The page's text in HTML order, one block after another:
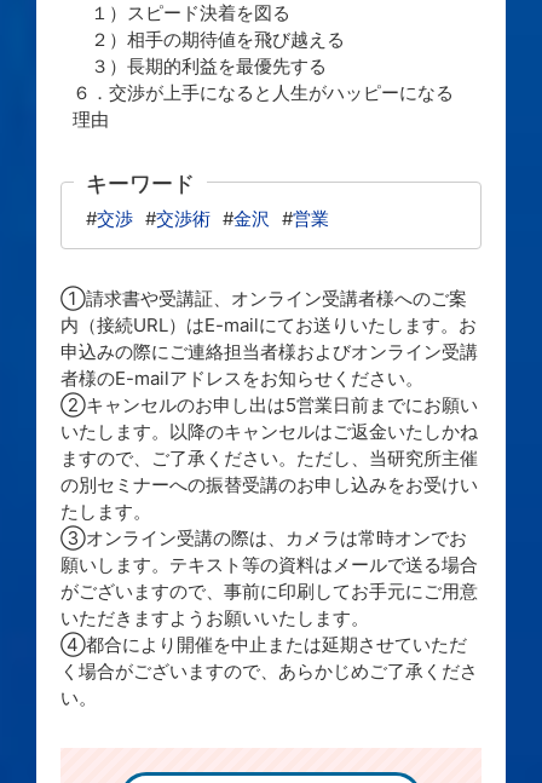
１）スピード決着を図る
２）相手の期待値を飛び越える
３）長期的利益を最優先する
６．交渉が上手になると人生がハッピーになる
理由
キーワード
#交渉 #交渉術 #金沢 #営業
①請求書や受講証、オンライン受講者様へのご案
内（接続URL）はE-mailにてお送りいたします。お
申込みの際にご連絡担当者様およびオンライン受講
者様のE-mailアドレスをお知らせください。
②キャンセルのお申し出は5営業日前までにお願い
いたします。以降のキャンセルはご返金いたしかね
ますので、ご了承ください。ただし、当研究所主催
の別セミナーへの振替受講のお申し込みをお受けい
たします。
③オンライン受講の際は、カメラは常時オンでお
願いします。テキスト等の資料はメールで送る場合
がございますので、事前に印刷してお手元にご用意
いただきますようお願いいたします。
④都合により開催を中止または延期させていただ
く場合がございますので、あらかじめご了承くださ
い。